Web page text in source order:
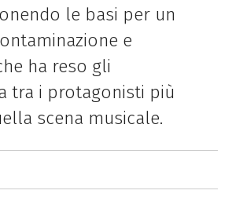
le basi per un
e
ha reso gli
tra i protagonisti più
scena musicale.